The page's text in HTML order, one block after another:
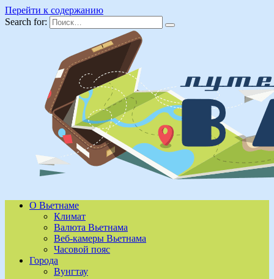
Перейти к содержанию
Search for:
О Вьетнаме
Климат
Валюта Вьетнама
Веб-камеры Вьетнама
Часовой пояс
Города
Вунгтау